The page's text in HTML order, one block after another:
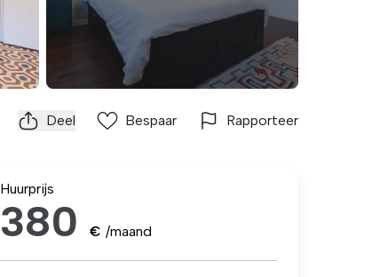
Deel Bespaar Rapporteer
Huurprijs
380 € /maand